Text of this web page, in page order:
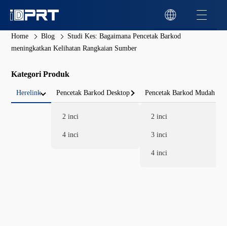
Home Blog
Studi Kes: Bagaimana Pencetak Barkod
meningkatkan Kelihatan Rangkaian Sumber
Kategori Produk
Herelink Pencetak Barkod Desktop
2 inci
4 inci
Pencetak Barkod Mudah
2 inci
3 inci
4 inci